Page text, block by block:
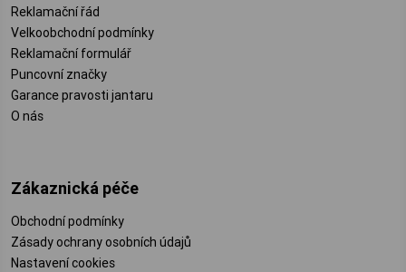
Reklamační řád
Velkoobchodní podmínky
Reklamační formulář
Puncovní značky
Garance pravosti jantaru
O nás
Zákaznická péče
Obchodní podmínky
Zásady ochrany osobních údajů
Nastavení cookies